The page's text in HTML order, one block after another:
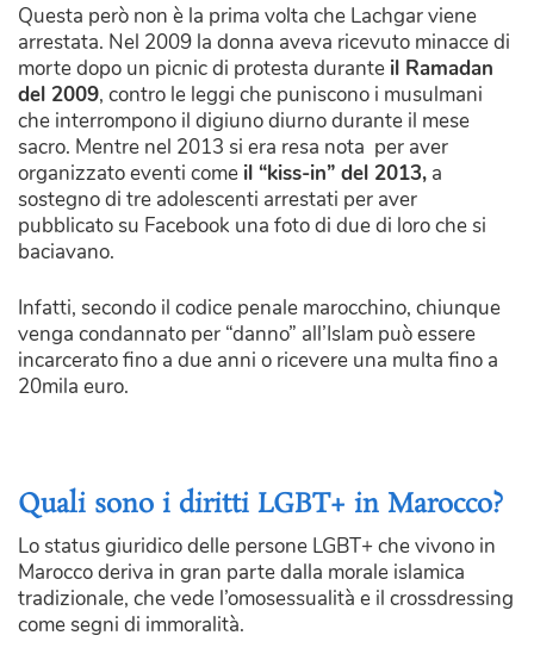
Questa però non è la prima volta che Lachgar viene
arrestata. Nel 2009 la donna aveva ricevuto minacce di
morte dopo un picnic di protesta durante il Ramadan
del 2009, contro le leggi che puniscono i musulmani
che interrompono il digiuno diurno durante il mese
sacro. Mentre nel 2013 si era resa nota per aver
organizzato eventi come il “kiss-in” del 2013, a
sostegno di tre adolescenti arrestati per aver
pubblicato su Facebook una foto di due di loro che si
baciavano.
Infatti, secondo il codice penale marocchino, chiunque
venga condannato per “danno” all’Islam può essere
incarcerato fino a due anni o ricevere una multa fino a
20mila euro.
Quali sono i diritti LGBT+ in Marocco?
Lo status giuridico delle persone LGBT+ che vivono in
Marocco deriva in gran parte dalla morale islamica
tradizionale, che vede l’omosessualità e il crossdressing
come segni di immoralità.